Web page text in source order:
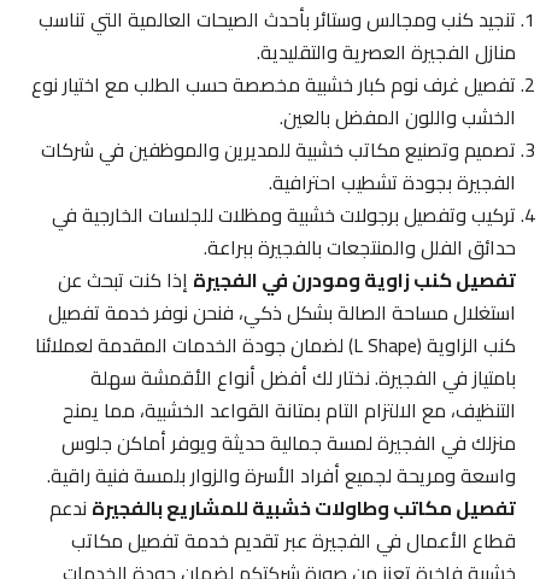
تنجيد كنب ومجالس وستائر بأحدث الصيحات العالمية التي تناسب
منازل الفجيرة العصرية والتقليدية.
تفصيل غرف نوم كبار خشبية مخصصة حسب الطلب مع اختيار نوع
الخشب واللون المفضل بالعين.
تصميم وتصنيع مكاتب خشبية للمديرين والموظفين في شركات
الفجيرة بجودة تشطيب احترافية.
تركيب وتفصيل برجولات خشبية ومظلات للجلسات الخارجية في
حدائق الفلل والمنتجعات بالفجيرة ببراعة.
تفصيل كنب زاوية ومودرن في الفجيرةإذا كنت تبحث عن
استغلال مساحة الصالة بشكل ذكي، فنحن نوفر خدمة تفصيل
كنب الزاوية (L Shape) لضمان جودة الخدمات المقدمة لعملائنا
بامتياز في الفجيرة. نختار لك أفضل أنواع الأقمشة سهلة
التنظيف، مع الالتزام التام بمتانة القواعد الخشبية، مما يمنح
منزلك في الفجيرة لمسة جمالية حديثة ويوفر أماكن جلوس
واسعة ومريحة لجميع أفراد الأسرة والزوار بلمسة فنية راقية.
تفصيل مكاتب وطاولات خشبية للمشاريع بالفجيرةندعم
قطاع الأعمال في الفجيرة عبر تقديم خدمة تفصيل مكاتب